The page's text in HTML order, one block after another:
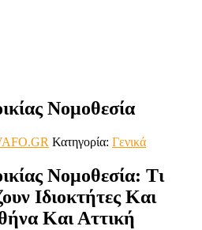
Νομοθεσία
Κατηγορία: Γενικά
Νομοθεσία: Τι
Ιδιοκτήτες Και
Και Αττική